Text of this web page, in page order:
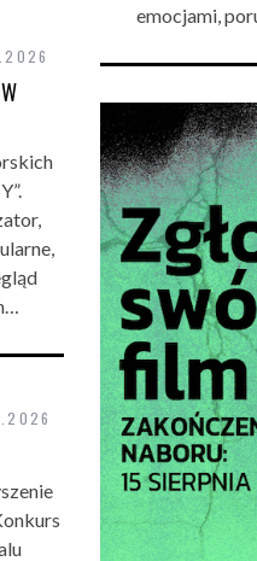
emocjami,